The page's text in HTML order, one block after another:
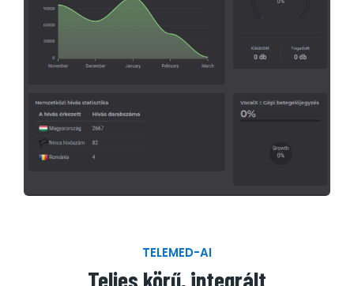
TELEMED-AI
Teljes körű, integrált